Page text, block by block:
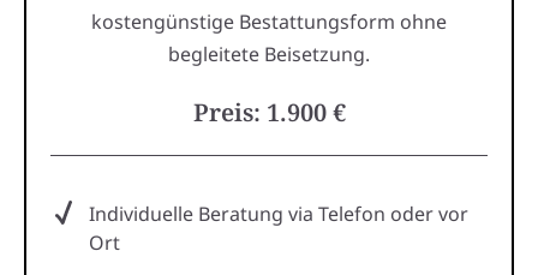
kostengünstige Bestattungsform ohne
begleitete Beisetzung.
Preis: 1.900 €
Individuelle Beratung via Telefon oder vor
Ort